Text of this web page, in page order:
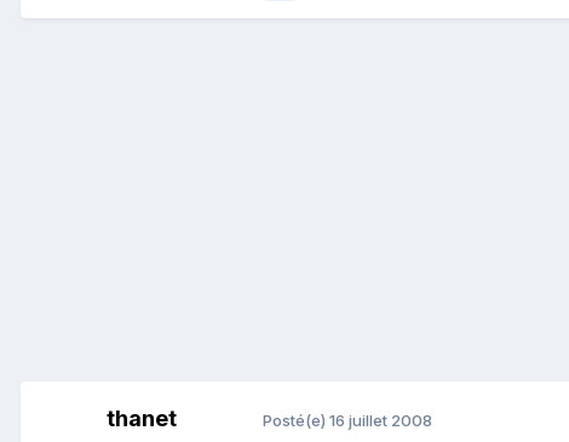
thanet Posté(e) 16 juillet 2008